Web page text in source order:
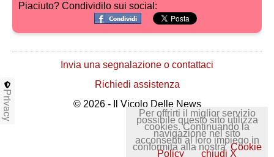
Piaciuto? Condividilo sui social:
Invia una segnalazione o contattaci
Richiedi assistenza
© 2026 - Il Vicolo Delle News
Per offrirti il miglior servizio
possibile questo sito utilizza
cookies. Continuando la
navigazione nel sito
acconsenti al loro impiego in
conformità alla nostra Cookie
Policy chiudi X
Privacy